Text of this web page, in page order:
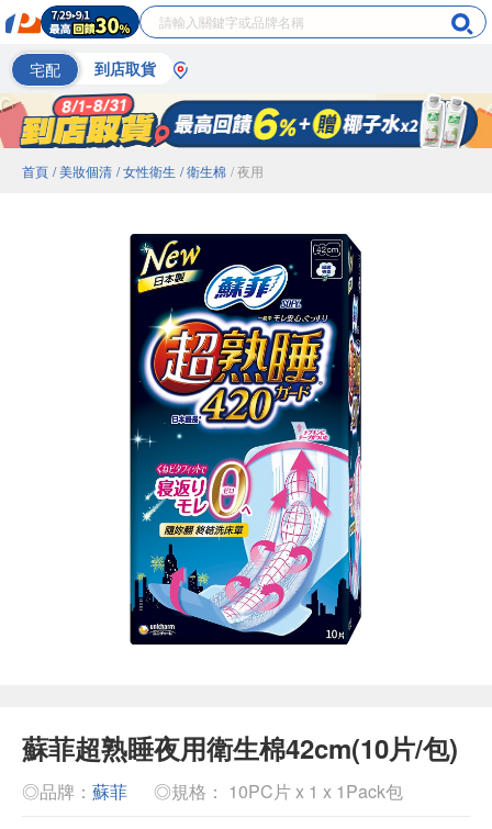
宅配 到店取貨
首頁 / 美妝個清 / 女性衛生 / 衛生棉 / 夜用
蘇菲超熟睡夜用衛生棉42cm(10片/包)
◎品牌： 蘇菲 ◎規格： 10PC片 x 1 x 1Pack包